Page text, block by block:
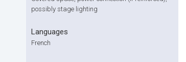
possibly stage lighting
Languages
French